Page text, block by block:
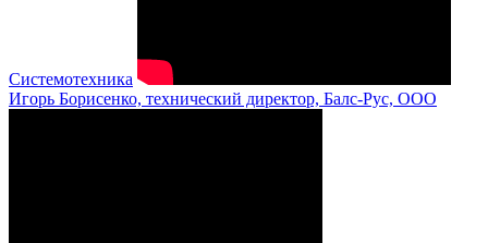
Системотехника
Игорь Борисенко, технический директор, Балс-Рус, ООО